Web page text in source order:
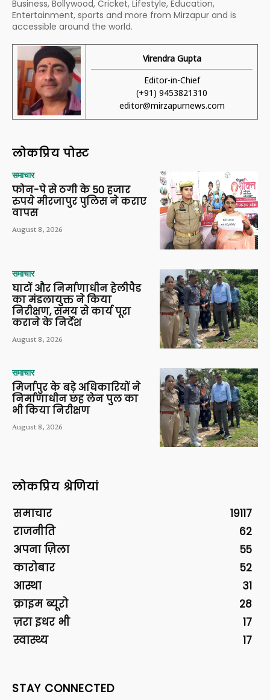
Business, Bollywood, Cricket, Lifestyle, Education,
Entertainment, sports and more from Mirzapur and is
accessible around the world.
Virendra Gupta
Editor-in-Chief
(+91) 9453821310
editor@mirzapurnews.com
लोकप्रिय पोस्ट
समाचार
फोन-पे से ठगी के 50 हजार
रुपये मीरजापुर पुलिस ने कराए
वापस
August 8, 2026
समाचार
घाटों और निर्माणाधीन हेलीपैड
का मंडलायुक्त ने किया
निरीक्षण, समय से कार्य पूरा
कराने के निर्देश
August 8, 2026
समाचार
मिर्जापुर के बड़े अधिकारियों ने
निर्माणाधीन छह लेन पुल का
भी किया निरीक्षण
August 8, 2026
लोकप्रिय श्रेणियां
समाचार
19117
राजनीति
62
अपना ज़िला
55
कारोबार
52
आस्था
31
क्राइम ब्यूरो
28
ज़रा इधर भी
17
स्वास्थ्य
17
STAY CONNECTED